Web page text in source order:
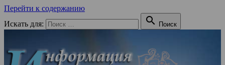
Перейти к содержанию
Искать для:
 Поиск